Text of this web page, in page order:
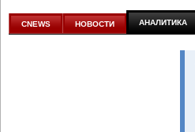
аналитике
CNEWS НОВОСТИ АНАЛИТИКА